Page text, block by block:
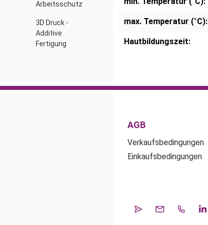
Arbeitsschutz
3D Druck -
Additive
Fertigung
max. Temperatur (°C):
Hautbildungszeit:
AGB
Verkaufsbedingungen
Einkaufsbedingungen